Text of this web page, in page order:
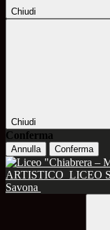
Chiudi
Chiudi
Conferma
Annulla Conferma
ARTISTICO LICEO
Savona